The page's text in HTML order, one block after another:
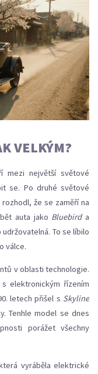
VELKÝM?
mezi největší světové
se. Po druhé světové
že se zaměří na
auta jako Bluebirda
To se líbilo
válce.
v oblasti technologie.
elektronickým řízením
letech přišel s Skyline
Tenhle model se dnes
porážet všechny
vyráběla elektrické